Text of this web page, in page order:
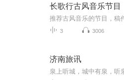
长歌行古风音乐节目
3 3006
济南旅讯